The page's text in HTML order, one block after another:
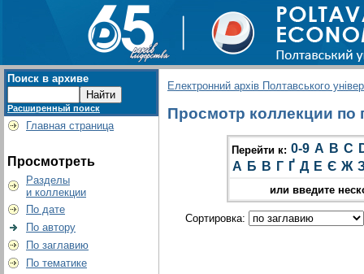
Поиск в архиве
Расширенный поиск
Главная страница
Просмотреть
Разделы
и коллекции
По дате
По автору
По заглавию
По тематике
Електронний архів Полтавського
Просмотр коллекции по
Перейти к: 0-9 A B C
А Б В Г Ґ Д Е Є Ж
или введите
Сортировка: